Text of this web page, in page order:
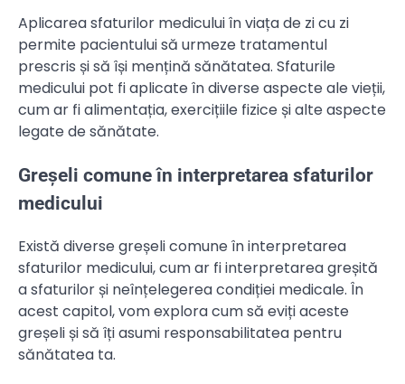
Aplicarea sfaturilor medicului în viața de zi cu zi
permite pacientului să urmeze tratamentul
prescris și să își mențină sănătatea. Sfaturile
medicului pot fi aplicate în diverse aspecte ale vieții,
cum ar fi alimentația, exercițiile fizice și alte aspecte
legate de sănătate.
Greșeli comune în interpretarea sfaturilor
medicului
Există diverse greșeli comune în interpretarea
sfaturilor medicului, cum ar fi interpretarea greșită
a sfaturilor și neînțelegerea condiției medicale. În
acest capitol, vom explora cum să eviți aceste
greșeli și să îți asumi responsabilitatea pentru
sănătatea ta.